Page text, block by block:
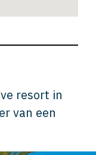
resort in
van een